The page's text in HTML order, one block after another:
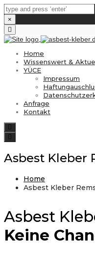
×
Close
top
bar
Home
Wissenswert &
YÜCE
Impressum
Anfrage
Kontakt
Toggle
navigation
Asbest Kleber
Home
Asbest Kleber
Asbest
Keine